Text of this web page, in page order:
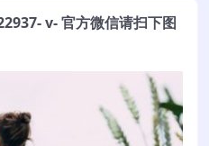
v- 官方微信请扫下图